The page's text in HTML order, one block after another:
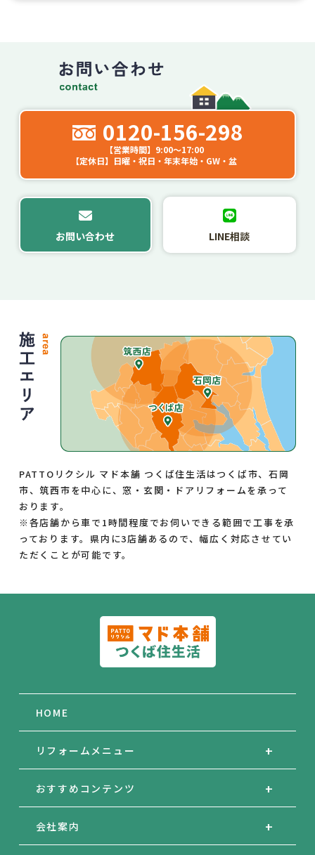
0120-156-298
【営業時間】9:00～17:00
【定休日】日曜・祝日・年末年始・GW・盆
お問い合わせ LINE相談
PATTOリクシル マド本舗 つくば住生活はつくば市、石岡
市、筑西市を中心に、窓・玄関・ドアリフォームを承って
おります。
※各店舗から車で1時間程度でお伺いできる範囲で工事を承
っております。県内に3店舗あるので、幅広く対応させてい
ただくことが可能です。
HOME
リフォームメニュー
おすすめコンテンツ
会社案内